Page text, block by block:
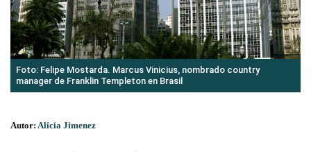
Foto: Felipe Mostarda. Marcus Vinicius, nombrado country
manager de Franklin Templeton en Brasil
Autor: Alicia Jimenez